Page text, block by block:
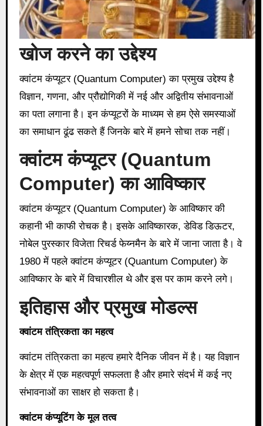
खोज करने का उद्देश्य
क्वांटम कंप्यूटर (Quantum Computer) का प्रमुख उद्देश्य है
विज्ञान, गणना, और प्रौद्योगिकी में नई और अद्वितीय संभावनाओं
का पता लगाना है। इन कंप्यूटरों के माध्यम से हम ऐसे समस्याओं
का समाधान ढूंढ सकते हैं जिनके बारे में हमने सोचा तक नहीं।
क्वांटम कंप्यूटर (Quantum
Computer) का आविष्कार
क्वांटम कंप्यूटर (Quantum Computer) के आविष्कार की
कहानी भी काफी रोचक है। इसके आविष्कारक, डेविड डिऊटर,
नोबेल पुरस्कार विजेता रिचर्ड फेय्नमैन के बारे में जाना जाता है। वे
1980 में पहले क्वांटम कंप्यूटर (Quantum Computer) के
आविष्कार के बारे में विचारशील थे और इस पर काम करने लगे।
इतिहास और प्रमुख मोडल्स
क्वांटम तंत्रिकता का महत्व
क्वांटम तंत्रिकता का महत्व हमारे दैनिक जीवन में है। यह विज्ञान
के क्षेत्र में एक महत्वपूर्ण सफलता है और हमारे संदर्भ में कई नए
संभावनाओं का साक्षर हो सकता है।
क्वांटम कंप्यूटिंग के मूल तत्व